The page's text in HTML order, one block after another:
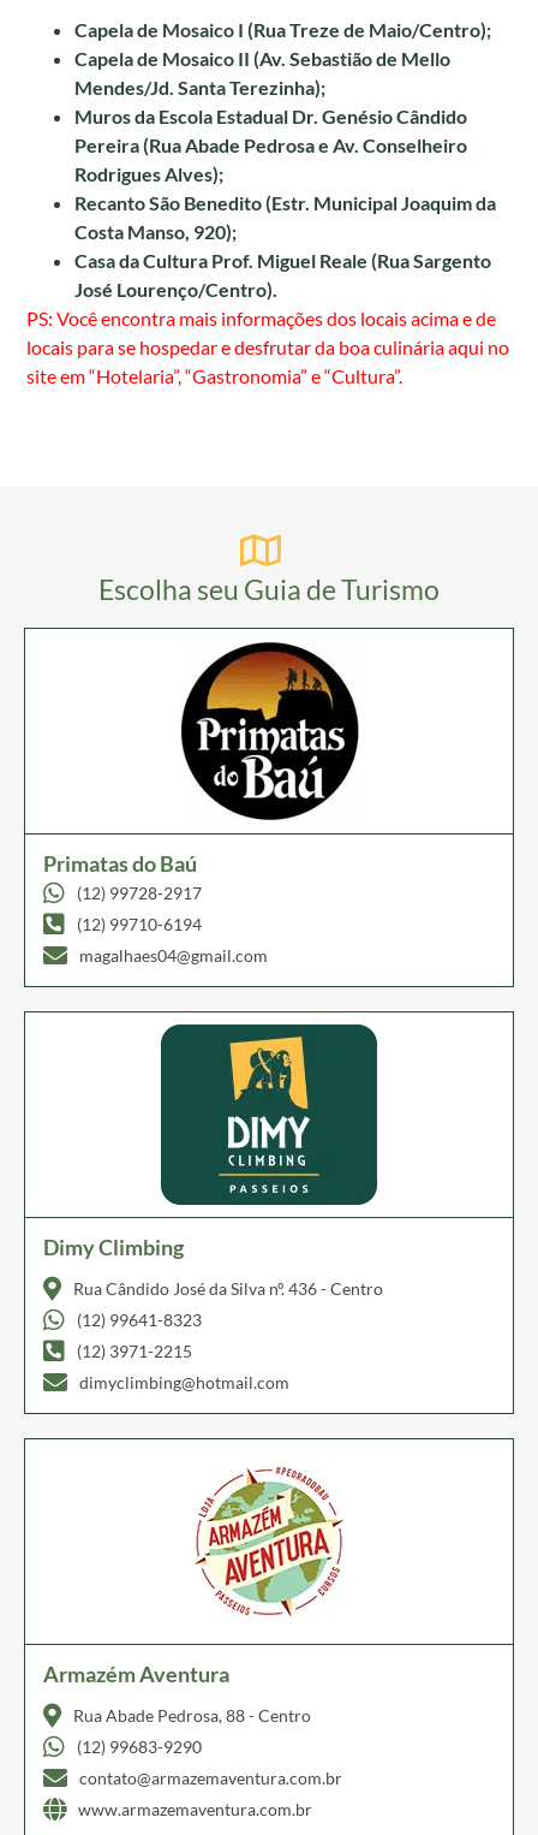
Capela de Mosaico I (Rua Treze de Maio/Centro);
Capela de Mosaico II (Av. Sebastião de Mello
Mendes/Jd. Santa Terezinha);
Muros da Escola Estadual Dr. Genésio Cândido
Pereira (Rua Abade Pedrosa e Av. Conselheiro
Rodrigues Alves);
Recanto São Benedito (Estr. Municipal Joaquim da
Costa Manso, 920);
Casa da Cultura Prof. Miguel Reale (Rua Sargento
José Lourenço/Centro).
PS: Você encontra mais informações dos locais acima e de
locais para se hospedar e desfrutar da boa culinária aqui no
site em “Hotelaria”, “Gastronomia” e “Cultura”.
Escolha seu Guia de Turismo
Primatas do Baú
(12) 99728-2917
(12) 99710-6194
magalhaes04@gmail.com
Dimy Climbing
Rua Cândido José da Silva nº. 436 - Centro
(12) 99641-8323
(12) 3971-2215
dimyclimbing@hotmail.com
Armazém Aventura
Rua Abade Pedrosa, 88 - Centro
(12) 99683-9290
contato@armazemaventura.com.br
www.armazemaventura.com.br